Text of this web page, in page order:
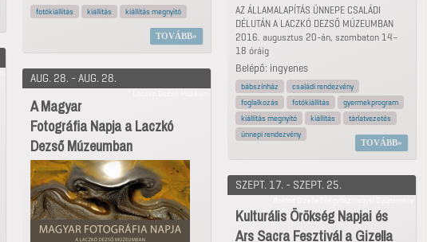
fotókiállítás kiállítás kiállítás megnyitó
TOVÁBB
AUG. 28. - AUG. 28.
A Magyar
Fotográfia Napja a Laczkó
Dezső Múzeumban
AZ ÁLLAMALAPÍTÁS ÜNNEPE CSALÁDI
DÉLUTÁN A LACZKÓ DEZSŐ MÚZEUMBAN
2016. augusztus 20-án, szombaton 14–
18 óráig
Belépő: ingyenes
bábszínház
családi rendezvény
foglalkozás
fotókiállítás
gyermekprogram
kiállítás megnyitó
kiállítás
tárlatvezetés
ünnepi rendezvény
TOVÁBB
SZEPT. 17. - SZEPT. 25.
Kulturális Örökség Napjai és
Ars Sacra Fesztivál a Gizella